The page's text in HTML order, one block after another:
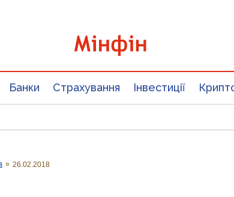
Банки Страхування Інвестиції
» 26.02.2018